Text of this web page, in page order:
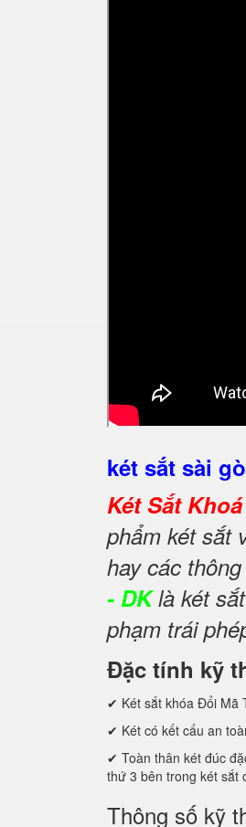
két sắt sài
Két Sắt
phẩm két sắt
hay các
- DKlà két
phạm trái
Đặc tính kỹ
✔ Két sắt khóa Đổi Mã
✔ Két có kết cấu an
✔ Toàn thân két đúc
thứ 3 bên trong két sắt
Thông số kỹ